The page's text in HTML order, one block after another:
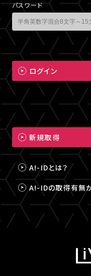
パスワード
ログイン
新規取得
A!-IDとは？
A!-IDの取得有無